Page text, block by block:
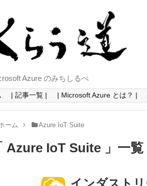
Azure のみちしるべ
| 記事一覧 | | Microsoft Azure とは？ |
ーム Azure IoT Suite
Azure IoT Suite 」一覧
インダスト